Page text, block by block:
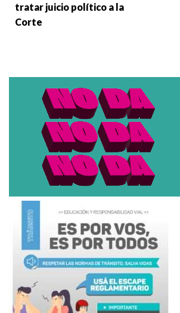
tratar juicio político a la
Corte